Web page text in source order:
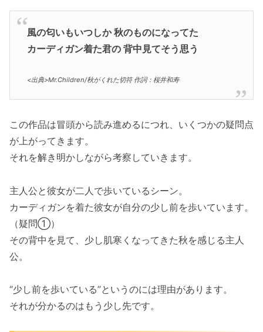
風の匂いもいつしか 秋のものになってた
カーディガン着た君の 背中見てそう思う
<出典>Mr.Children/秋がくれた切符 作詞：桜井和寿
この作品は冒頭から読み進めるにつれ、いくつかの疑問点
が上がってきます。
それを解き明かしながら考察していきます。
主人公と彼女が二人で歩いているシーン。
カーディガンを着た彼女が自分の少し前を歩いています。
（疑問①）
その背中を見て、少し肌寒くなってきた秋を感じる主人
公。
“少し前を歩いている”というのには理由があります。
それが分かるのはもう少し先です。